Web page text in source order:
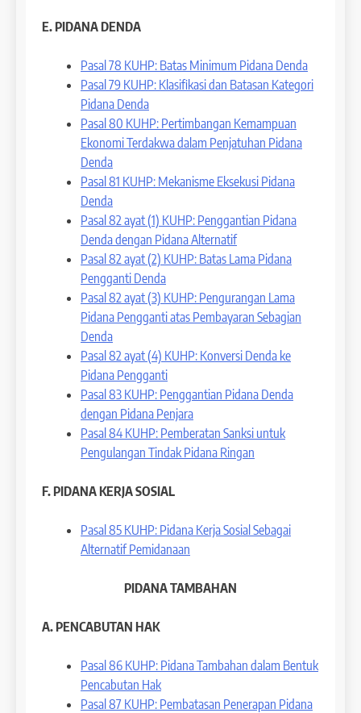
E. PIDANA DENDA
Pasal 78 KUHP: Batas Minimum Pidana Denda
Pasal 79 KUHP: Klasifikasi dan Batasan Kategori
Pidana Denda
Pasal 80 KUHP: Pertimbangan Kemampuan
Ekonomi Terdakwa dalam Penjatuhan Pidana
Denda
Pasal 81 KUHP: Mekanisme Eksekusi Pidana
Denda
Pasal 82 ayat (1) KUHP: Penggantian Pidana
Denda dengan Pidana Alternatif
Pasal 82 ayat (2) KUHP: Batas Lama Pidana
Pengganti Denda
Pasal 82 ayat (3) KUHP: Pengurangan Lama
Pidana Pengganti atas Pembayaran Sebagian
Denda
Pasal 82 ayat (4) KUHP: Konversi Denda ke
Pidana Pengganti
Pasal 83 KUHP: Penggantian Pidana Denda
dengan Pidana Penjara
Pasal 84 KUHP: Pemberatan Sanksi untuk
Pengulangan Tindak Pidana Ringan
F. PIDANA KERJA SOSIAL
Pasal 85 KUHP: Pidana Kerja Sosial Sebagai
Alternatif Pemidanaan
PIDANA TAMBAHAN
A. PENCABUTAN HAK
Pasal 86 KUHP: Pidana Tambahan dalam Bentuk
Pencabutan Hak
Pasal 87 KUHP: Pembatasan Penerapan Pidana